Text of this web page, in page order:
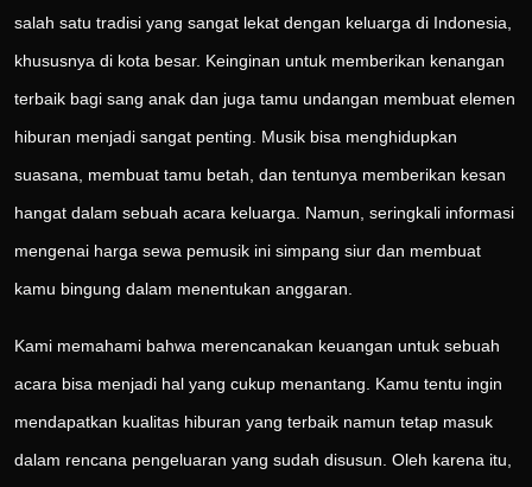
salah satu tradisi yang sangat lekat dengan keluarga di Indonesia,
khususnya di kota besar. Keinginan untuk memberikan kenangan
terbaik bagi sang anak dan juga tamu undangan membuat elemen
hiburan menjadi sangat penting. Musik bisa menghidupkan
suasana, membuat tamu betah, dan tentunya memberikan kesan
hangat dalam sebuah acara keluarga. Namun, seringkali informasi
mengenai harga sewa pemusik ini simpang siur dan membuat
kamu bingung dalam menentukan anggaran.
Kami memahami bahwa merencanakan keuangan untuk sebuah
acara bisa menjadi hal yang cukup menantang. Kamu tentu ingin
mendapatkan kualitas hiburan yang terbaik namun tetap masuk
dalam rencana pengeluaran yang sudah disusun. Oleh karena itu,